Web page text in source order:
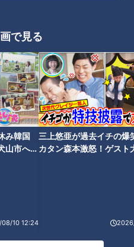
で見る
み韓国
山市へ
10 12:24
三上悠亜が過去イチの爆
カタン森本激怒！ゲスト
ギャル曽根のテクニック恐るべ
し…焼肉食べ放題に挑む前に知